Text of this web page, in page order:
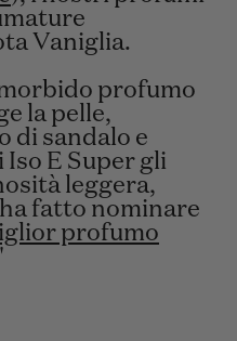
Vaniglia.
profumo
la pelle,
di sandalo e
E Super gli
leggera,
fatto nominare
profumo